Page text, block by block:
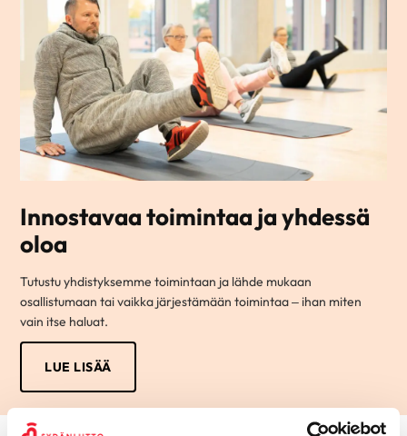
Innostavaa toimintaa ja yhdessä
oloa
Tutustu yhdistyksemme toimintaan ja lähde mukaan
osallistumaan tai vaikka järjestämään toimintaa – ihan miten
vain itse haluat.
LUE LISÄÄ